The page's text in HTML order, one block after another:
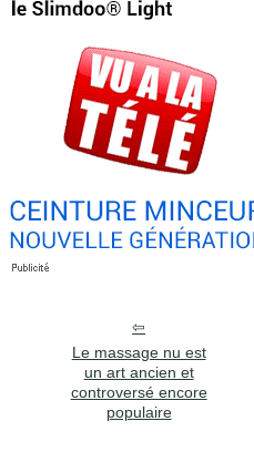
Le massage nu est
un art ancien et
controversé encore
populaire